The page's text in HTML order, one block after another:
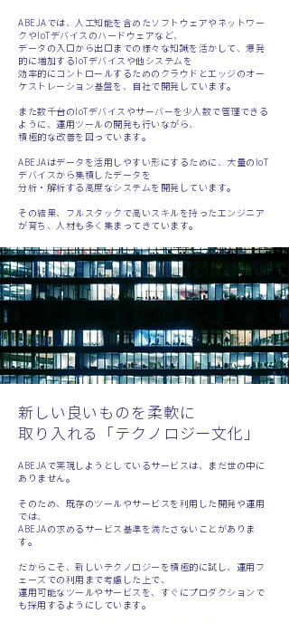
ABEJAでは、人工知能を含めたソフトウェアやネットワー
クやIoTデバイスのハードウェアなど、
データの入口から出口までの様々な知識を活かして、爆発
的に増加するIoTデバイスや他システムを
効率的にコントロールするためのクラウドとエッジのオー
ケストレーション基盤を、自社で開発しています。
また数千台のIoTデバイスやサーバーを少人数で管理できる
ように、運用ツールの開発も行いながら、
積極的な改善を図っています。
ABEJAはデータを活用しやすい形にするために、大量のIoT
デバイスから集積したデータを
分析・解析する高度なシステムを開発しています。
その結果、フルスタックで高いスキルを持ったエンジニア
が育ち、人材も多く集まってきています。
新しい良いものを柔軟に
取り入れる「テクノロジー文化」
ABEJAで実現しようとしているサービスは、まだ世の中に
ありません。
そのため、既存のツールやサービスを利用した開発や運用
では、
ABEJAの求めるサービス基準を満たさないことがありま
す。
だからこそ、新しいテクノロジーを積極的に試し、運用フ
ェーズでの利用まで考慮した上で、
運用可能なツールやサービスを、すぐにプロダクションで
も採用するようにしています。